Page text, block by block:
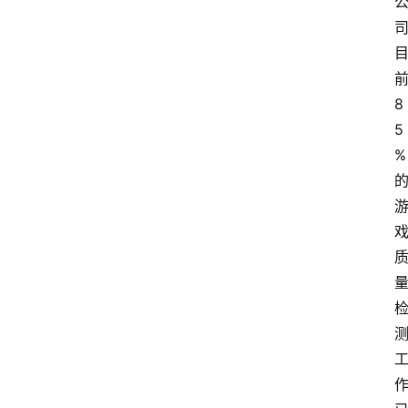
司
目
前
8
5
%
的
游
戏
质
量
检
测
工
作